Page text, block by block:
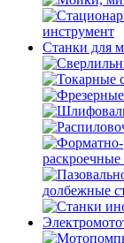
инструмент
Станки для
раскроечные
долбежные